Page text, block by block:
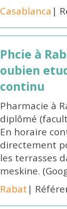
Casablanca |
Phcie à
oubien
continu
Pharmacie à
diplômé
En horaire
directement
les terrasses
meskine.
Rabat |